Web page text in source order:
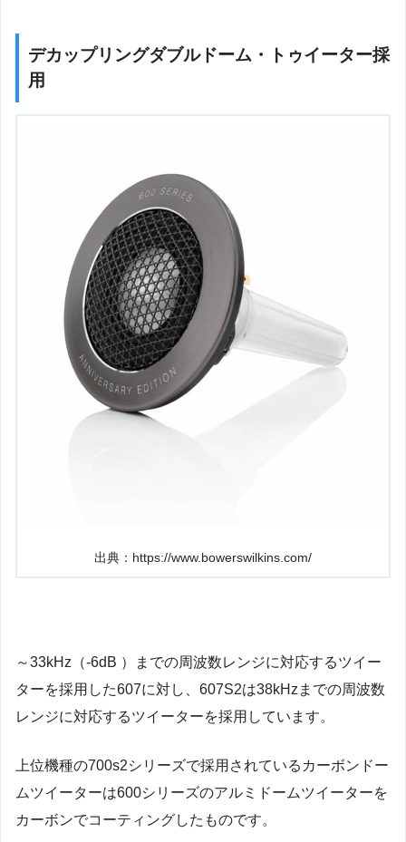
デカップリングダブルドーム・トゥイーター採
用
出典：https://www.bowerswilkins.com/
～33kHz（-6dB ）までの周波数レンジに対応するツイー
ターを採用した607に対し、607S2は38kHzまでの周波数
レンジに対応するツイーターを採用しています。
上位機種の700s2シリーズで採用されているカーボンドー
ムツイーターは600シリーズのアルミドームツイーターを
カーボンでコーティングしたものです。